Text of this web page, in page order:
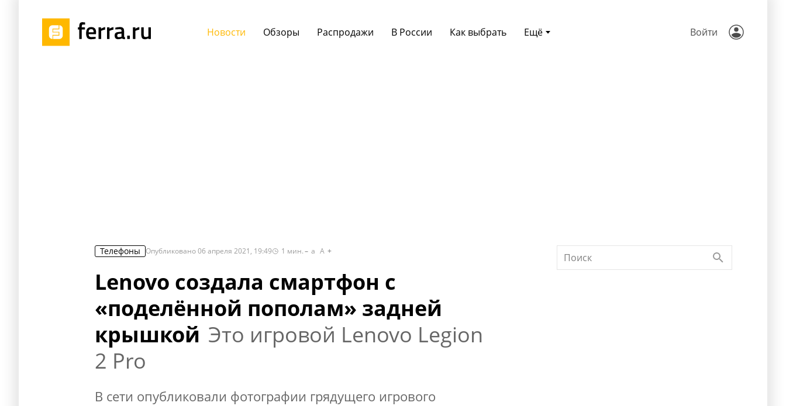
Ещё
Новости Обзоры Распродажи В России Как выбрать Войти
Телефоны Опубликовано06 апреля 2021, 19:49 1 мин. a A
Lenovo создала смартфон с
«поделённой пополам» задней
крышкой Это игровой Lenovo Legion
2 Pro
В сети опубликовали фотографии грядущего игрового